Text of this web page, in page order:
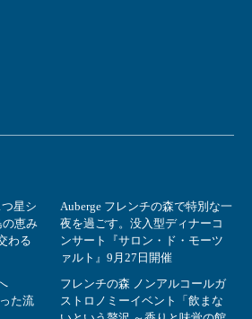
星シ
の恵み
わる
Auberge フレンチの森で特別な一
夜を過ごす。没入型ディナーコ
ンサート『サロン・ド・モーツ
ァルト』9月27日開催
た流
フレンチの森 ノンアルコールガ
ストロノミーイベント「飲まな